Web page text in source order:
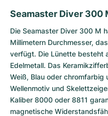
Seamaster Diver 300
Die Seamaster Diver 300 M
Millimetern Durchmesser,
verfügt. Die Lünette besteht
Edelmetall. Das
Weiß, Blau oder
Wellenmotiv und
Kaliber 8000 oder 8811
magnetische